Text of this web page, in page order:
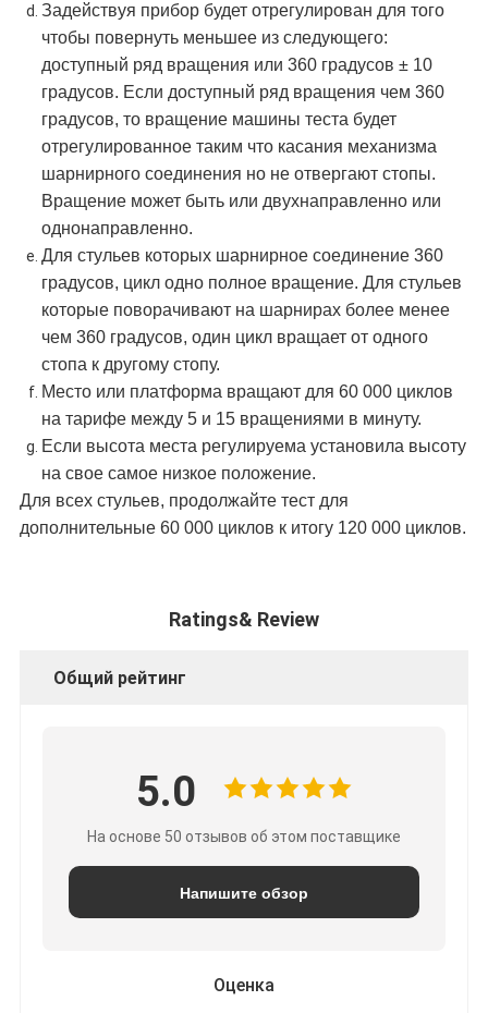
Задействуя прибор будет отрегулирован для того
чтобы повернуть меньшее из следующего:
доступный ряд вращения или 360 градусов ± 10
градусов. Если доступный ряд вращения чем 360
градусов, то вращение машины теста будет
отрегулированное таким что касания механизма
шарнирного соединения но не отвергают стопы.
Вращение может быть или двухнаправленно или
однонаправленно.
Для стульев которых шарнирное соединение 360
градусов, цикл одно полное вращение. Для стульев
которые поворачивают на шарнирах более менее
чем 360 градусов, один цикл вращает от одного
стопа к другому стопу.
Место или платформа вращают для 60 000 циклов
на тарифе между 5 и 15 вращениями в минуту.
Если высота места регулируема установила высоту
на свое самое низкое положение.
Для всех стульев, продолжайте тест для
дополнительные 60 000 циклов к итогу 120 000 циклов.
Ratings& Review
Общий рейтинг
5.0
На основе 50 отзывов об этом поставщике
Напишите обзор
Оценка